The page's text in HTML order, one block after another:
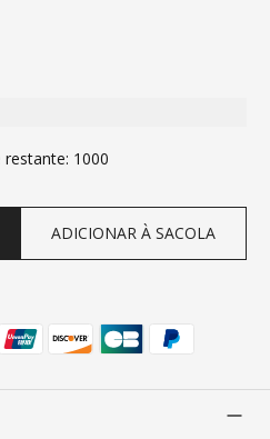
restante: 1000
ADICIONAR À SACOLA